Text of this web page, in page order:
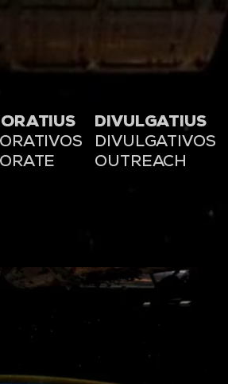
DIVULGATIUS
DIVULGATIVOS
OUTREACH